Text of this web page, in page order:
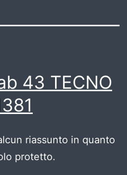
43 TECNO
riassunto in quanto
protetto.